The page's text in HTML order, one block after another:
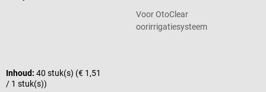
Inhoud: 40 stuk(s) (€ 1,51
/ 1 stuk(s))
Voor OtoClear
oorirrigatiesysteem